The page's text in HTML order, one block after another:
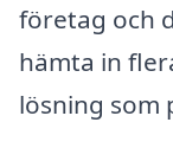
företag och
hämta in
lösning som